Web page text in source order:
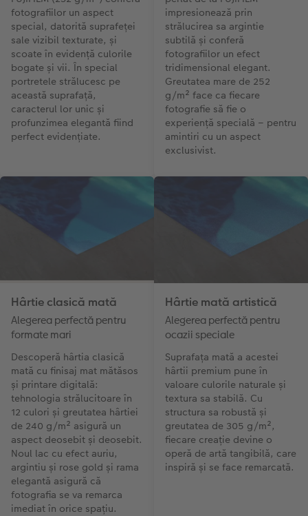
fotografiilor un aspect
special, datorită suprafeței
sale vizibil texturate, și
scoate în evidență culorile
bogate și vii. În special
portretele strălucesc pe
această suprafață,
caracterul lor unic și
profunzimea elegantă fiind
perfect evidențiate.
impresionează prin
strălucirea sa argintie
subtilă și conferă
fotografiilor un efect
tridimensional elegant.
Greutatea mare de 252
g/m² face ca fiecare
fotografie să fie o
experiență specială – pentru
amintiri cu un aspect
exclusivist.
Hârtie clasică mată
Alegerea perfectă pentru
formate mari
Descoperă hârtia clasică
mată cu finisaj mat mătăsos
și printare digitală:
tehnologia strălucitoare în
12 culori și greutatea hârtiei
de 240 g/m² asigură un
aspect deosebit și deosebit.
Noul lac cu efect auriu,
argintiu și rose gold și rama
elegantă asigură că
fotografia se va remarca
imediat în orice spațiu.
Hârtie mată artistică
Alegerea perfectă pentru
ocazii speciale
Suprafața mată a acestei
hârtii premium pune în
valoare culorile naturale și
textura sa stabilă. Cu
structura sa robustă și
greutatea de 305 g/m²,
fiecare creație devine o
operă de artă tangibilă, care
inspiră și se face remarcată.